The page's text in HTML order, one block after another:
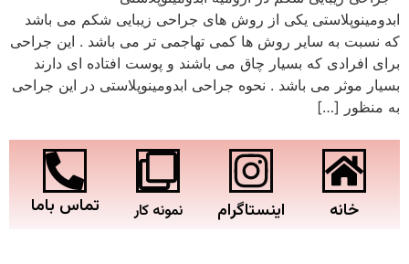
ابدومینوپلاستی یکی از روش های جراحی زیبایی شکم می باشد
که نسبت به سایر روش ها کمی تهاجمی تر می باشد . این جراحی
برای افرادی که بسیار چاق می باشند و پوست افتاده ای دارند
بسیار موثر می باشد . نحوه جراحی ابدومینوپلاستی در این جراحی
به منظور […]
خانه اینستاگرام نمونه کار تماس باما